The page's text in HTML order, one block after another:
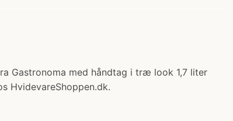
Gastronoma med håndtag i træ look 1,7 liter
HvidevareShoppen.dk.